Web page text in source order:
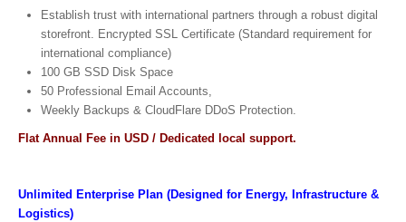
Establish trust with international partners through a robust digital
storefront. Encrypted SSL Certificate (Standard requirement for
international compliance)
100 GB SSD Disk Space
50 Professional Email Accounts,
Weekly Backups & CloudFlare DDoS Protection.
Flat Annual Fee in USD / Dedicated local support.
Unlimited Enterprise Plan (Designed for Energy, Infrastructure &
Logistics)